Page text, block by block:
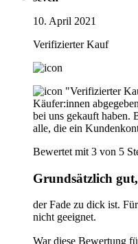
10. April 2021
Verifizierter Kauf
"Verifizierter
Käufer:innen
bei uns gekauft haben.
alle, die ein
Bewertet mit 3 von 5
Grundsätzlich
der Fade zu dick ist.
nicht geeignet.
War diese Bewertung